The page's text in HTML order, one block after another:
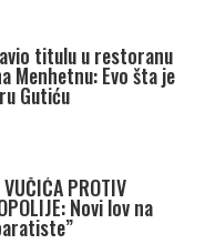
titulu u restoranu
Menhetnu: Evo šta je
Gutiću
PROTIV
Novi lov na